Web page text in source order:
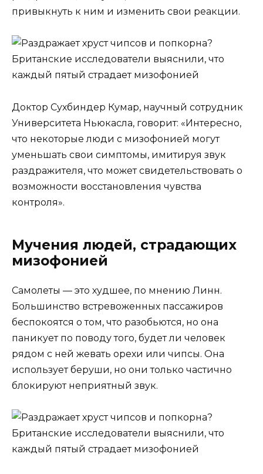
привыкнуть к ним и изменить свои реакции.
Доктор Сухбиндер Кумар, научный сотрудник
Университета Ньюкасла, говорит: «Интересно,
что некоторые люди с мизофонией могут
уменьшать свои симптомы, имитируя звук
раздражителя, что может свидетельствовать о
возможности восстановления чувства
контроля».
Мучения людей, страдающих
мизофонией
Самолеты — это худшее, по мнению Линн.
Большинство встревоженных пассажиров
беспокоятся о том, что разобьются, но она
паникует по поводу того, будет ли человек
рядом с ней жевать орехи или чипсы. Она
использует беруши, но они только частично
блокируют неприятный звук.